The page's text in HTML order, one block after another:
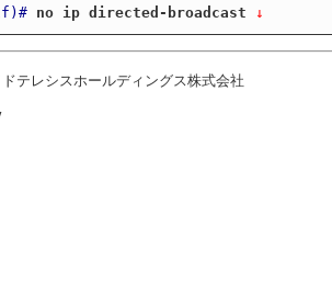
no ip directed-broadcast ↓
テレシスホールディングス株式会社